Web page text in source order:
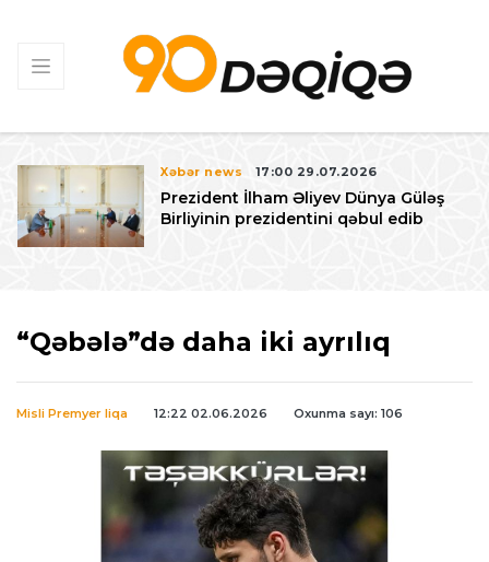
Xəbər news 17:00 29.07.2026
Prezident İlham Əliyev Dünya Güləş
Birliyinin prezidentini qəbul edib
“Qəbələ”də daha iki ayrılıq
Misli Premyer liqa 12:22 02.06.2026 Oxunma sayı: 106